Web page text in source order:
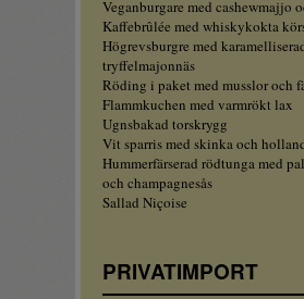
Veganburgare med cashewmajjo
Kaffebrûlée med whiskykokta
Högrevsburgre med
tryffelmajonnäs
Röding i paket med musslor och
Flammkuchen med varmrökt lax
Ugnsbakad torskrygg
Vit sparris med skinka och
Hummerfärserad rödtunga med
och champagnesås
Sallad Niçoise
PRIVATIMPORT